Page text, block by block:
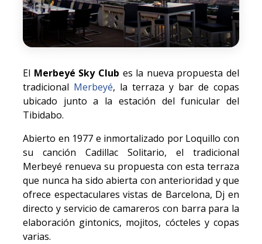
El Merbeyé Sky Club es la nueva propuesta del
tradicional Merbeyé, la terraza y bar de copas
ubicado junto a la estación del funicular del
Tibidabo.
Abierto en 1977 e inmortalizado por Loquillo con
su canción Cadillac Solitario, el tradicional
Merbeyé renueva su propuesta con esta terraza
que nunca ha sido abierta con anterioridad y que
ofrece espectaculares vistas de Barcelona, Dj en
directo y servicio de camareros con barra para la
elaboración gintonics, mojitos, cócteles y copas
varias.